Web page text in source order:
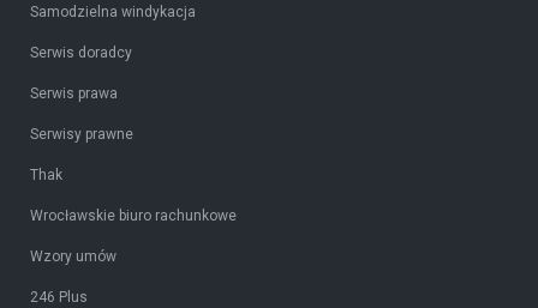
Samodzielna windykacja
Serwis doradcy
Serwis prawa
Serwisy prawne
Thak
Wrocławskie biuro rachunkowe
Wzory umów
246 Plus